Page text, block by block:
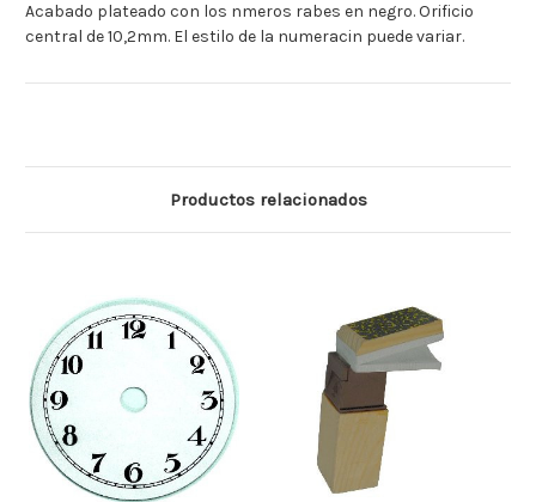
Acabado plateado con los nmeros rabes en negro. Orificio
central de 10,2mm. El estilo de la numeracin puede variar.
Productos relacionados